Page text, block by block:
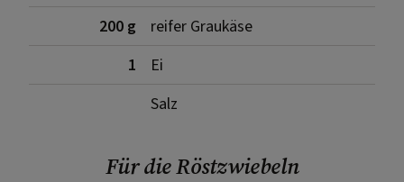
200 g
reifer Graukäse
1
Ei
Salz
Für die Röstzwiebeln